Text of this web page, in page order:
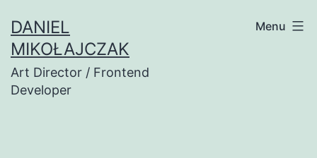
do
treści
DANIEL
MIKOŁAJCZAK
Art Director / Frontend
Developer
Menu